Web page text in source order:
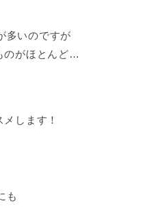
多いのですが
のがほとんど…
します！
も